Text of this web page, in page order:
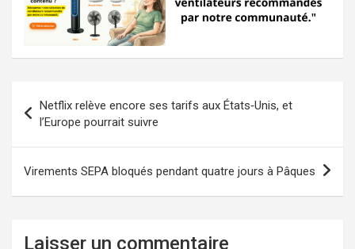
de
l’article
Netflix relève encore ses tarifs aux États‑Unis, et
l’Europe pourrait suivre
Virements SEPA bloqués pendant quatre jours à Pâques
Laisser un commentaire